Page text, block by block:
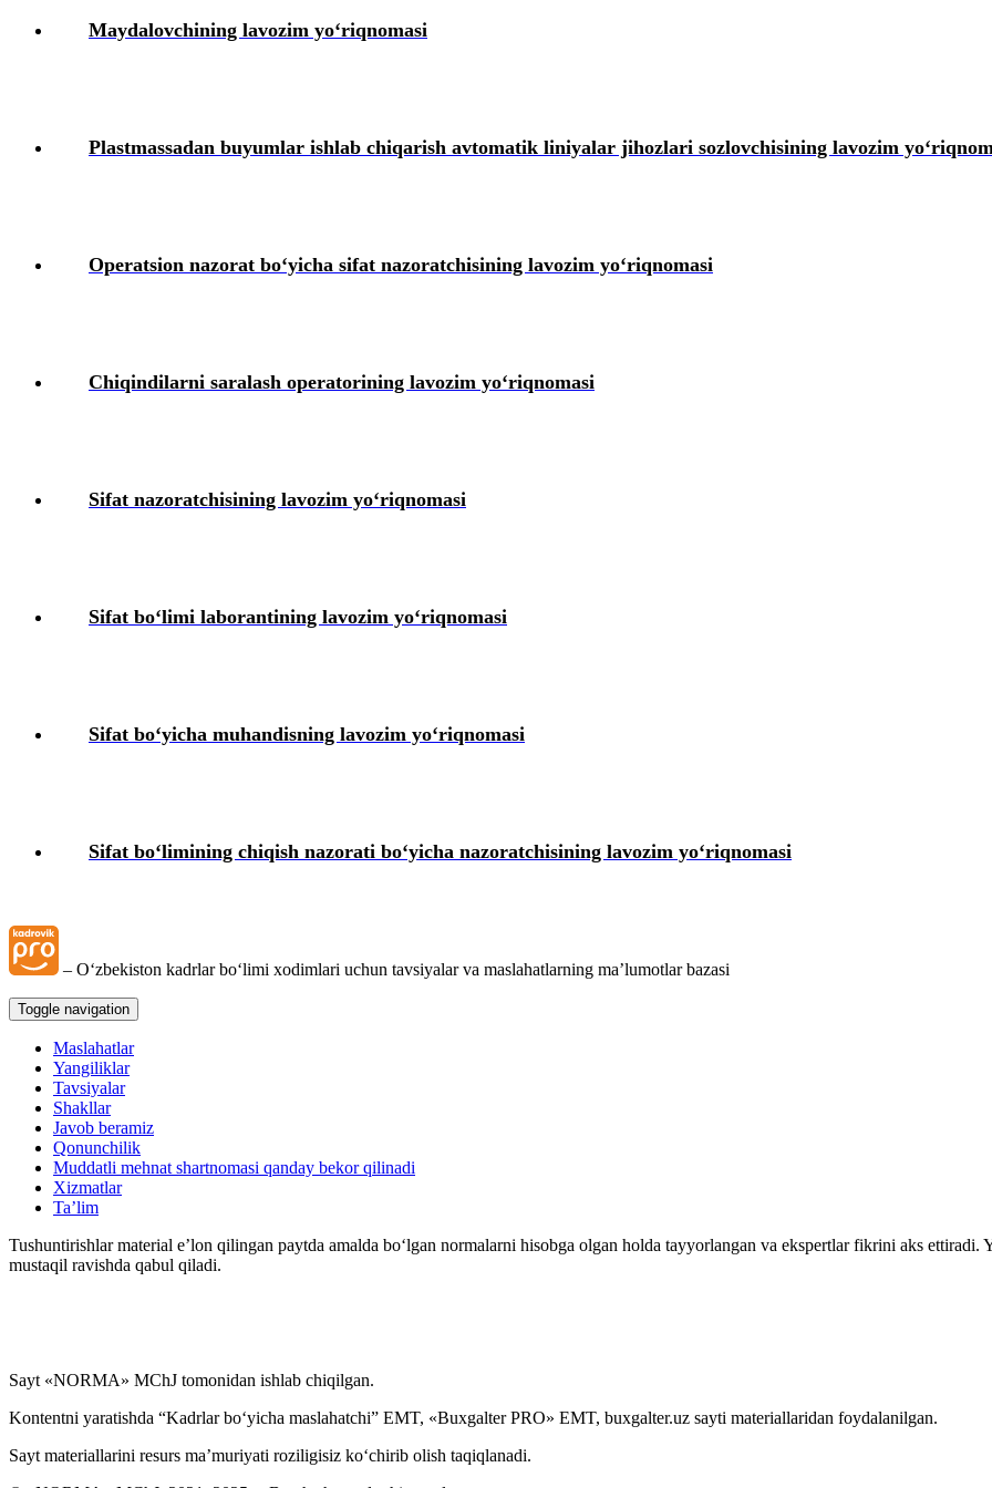
Maydalovchining lavozim yoʻriqnomasi
Plastmassadan buyumlar ishlab chiqarish avtomatik liniyalar jihozlari sozlovchisining lavozim
Operatsion nazorat boʻyicha sifat nazoratchisining lavozim yoʻriqnomasi
Chiqindilarni saralash operatorining lavozim yoʻriqnomasi
Sifat nazoratchisining lavozim yoʻriqnomasi
Sifat boʻlimi laborantining lavozim yoʻriqnomasi
Sifat boʻyicha muhandisning lavozim yoʻriqnomasi
Sifat boʻlimining chiqish nazorati boʻyicha nazoratchisining lavozim yoʻriqnomasi
– Oʻzbekiston kadrlar boʻlimi хodimlari uchun tavsiyalar va maslahatlarning ma’lumotlar bazasi
Toggle navigation
Maslahatlar
Yangiliklar
Tavsiyalar
Shakllar
Javob beramiz
Qonunchilik
Muddatli mehnat shartnomasi qanday bekor qilinadi
Xizmatlar
Ta’lim
Tushuntirishlar material e’lon qilingan paytda amalda boʻlgan normalarni hisobga olgan holda tayyorlangan va ekspertlar fikrini aks
mustaqil ravishda qabul qiladi.
Sayt «NORMA» MChJ tomonidan ishlab chiqilgan.
Kontentni yaratishda “Kadrlar boʻyicha maslahatchi” EMT, «Buxgalter PRO» EMT, buxgalter.uz sayti materiallaridan foydalanilgan.
Sayt materiallarini resurs ma’muriyati roziligisiz koʻchirib olish taqiqlanadi.